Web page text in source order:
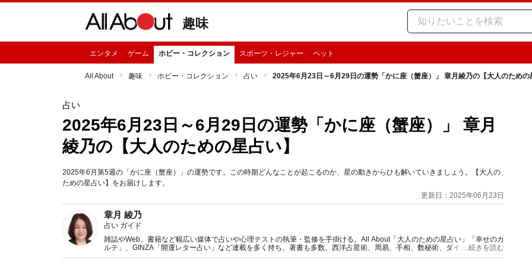
趣味
エンタメ ゲーム ホビー・コレクション スポーツ・レジャー ペット
All About 趣味 ホビー・コレクション 占い 2025年6月23日～6月29日の運勢「かに座（蟹座）」 章月綾乃の【大人のための
占い
2025年6月23日～6月29日の運勢「かに座（蟹座）」 章月
綾乃の【大人のための星占い】
2025年6月第5週の「かに座（蟹座）」の運勢です。この時期どんなことが起こるのか、星の動きからひも解いていきましょう。【大人の
ための星占い】をお届けします。
更新日：2025年06月23日
章月 綾乃
占い ガイド
雑誌やWeb、書籍など幅広い媒体で占いや心理テストの執筆・監修を手掛ける。All About「大人のための星占い」「幸せのカ
ルテ」、GINZA「開運レター占い」など連載を多く持ち、著書も多数。西洋占星術、周易、手相、数秘術、ダイスやカード占
い、しぐさや言葉グセの研究など守備範囲は広め。
...続きを読む